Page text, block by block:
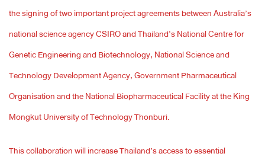
the signing of two important project agreements between Australia’s
national science agency CSIRO and Thailand’s National Centre for
Genetic Engineering and Biotechnology, National Science and
Technology Development Agency, Government Pharmaceutical
Organisation and the National Biopharmaceutical Facility at the King
Mongkut University of Technology Thonburi.
This collaboration will increase Thailand’s access to essential